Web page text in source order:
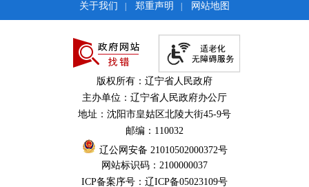
关于我们 郑重声明 网站地图
版权所有：辽宁省人民政府
主办单位：辽宁省人民政府办公厅
地址：沈阳市皇姑区北陵大街45-9号
邮编：110032
辽公网安备 21010502000372号
网站标识码：2100000037
ICP备案序号：辽ICP备05023109号